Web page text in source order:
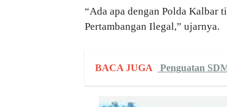
“Ada apa dengan Polda Kalbar
Pertambangan Ilegal,” ujarnya.
BACA JUGA Penguatan